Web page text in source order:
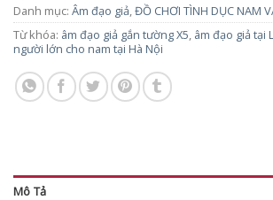
Danh mục: Âm đạo giả,ĐỒ CHƠI TÌNH DỤC NAM
Từ khóa: âm đạo giả gắn tường X5, âm đạo giả tại
người lớn cho nam tại Hà Nội
Mô Tả